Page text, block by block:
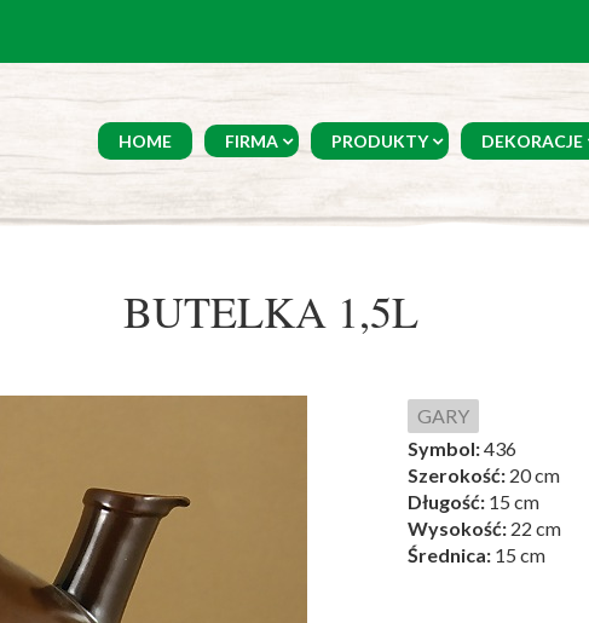
HOME FIRMA PRODUKTY DEKORACJE
BUTELKA 1,5L
GARY
Symbol:436
Szerokość: 20 cm
Długość: 15 cm
Wysokość: 22 cm
Średnica: 15 cm